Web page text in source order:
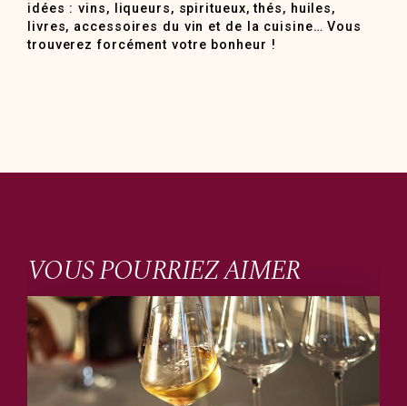
idées : vins, liqueurs, spiritueux, thés, huiles,
livres, accessoires du vin et de la cuisine… Vous
trouverez forcément votre bonheur !
VOUS POURRIEZ AIMER